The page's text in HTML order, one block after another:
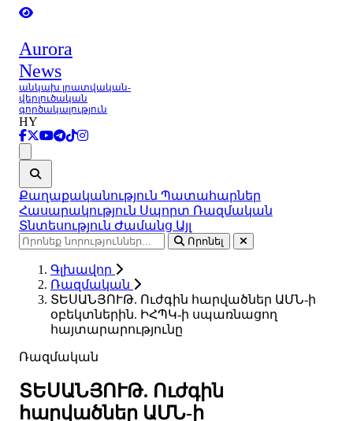
Aurora
News
անկախ լրատվական-
վերլուծական
գործակալություն
HY
Քաղաքականություն Պատահարներ
Հասարակություն Սպորտ Ռազմական
Տնտեսություն Ժամանց Այլ
Որոնել
Գլխավոր
Ռազմական
ՏԵՍԱՆՅՈՒԹ. Ուժգին հարվածներ ԱՄՆ-ի
օբեկտներին. ԻՀՊԿ-ի սպառնացող
հայտարարությունը
Ռազմական
ՏԵՍԱՆՅՈՒԹ. Ուժգին
հարվածներ ԱՄՆ-ի